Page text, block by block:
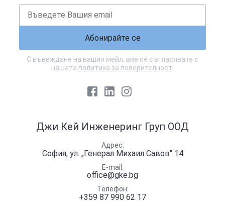
Джи Кей Инженеринг Груп ООД
Адрес
София, ул. „Генерал Михаил Савов" 14
E-mail
office@gke.bg
Телефон
+359 87 990 62 17
Абонирайте се
С въвеждане на вашия мейл, вие се съгласявате с
нашата политика за поверителност.
Facebook
LinkedIn